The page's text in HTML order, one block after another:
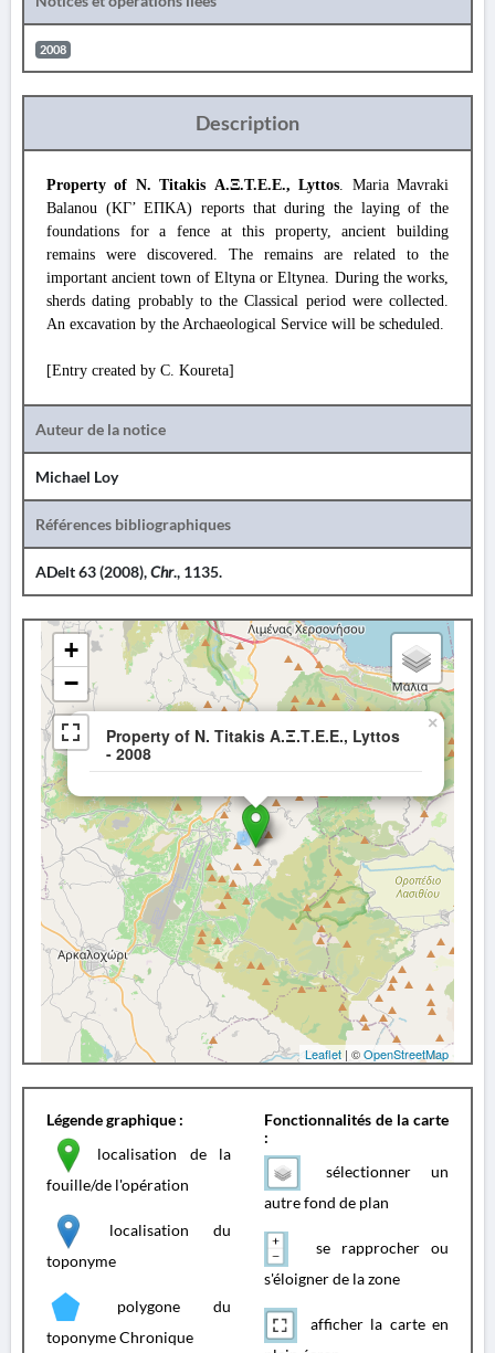
2008
Description
Property of N. Titakis Α.Ξ.Τ.Ε.Ε., Lyttos. Maria Mavraki
Balanou (ΚΓ’ ΕΠΚΑ) reports that during the laying of the
foundations for a fence at this property, ancient building
remains were discovered. The remains are related to the
important ancient town of Eltyna or Eltynea. During the works,
sherds dating probably to the Classical period were collected.
An excavation by the Archaeological Service will be scheduled.
[Entry created by C. Koureta]
Auteur de la notice
Michael Loy
Références bibliographiques
ADelt 63 (2008),Chr., 1135.
Property of N. Titakis Α.Ξ.Τ.Ε.Ε., Lyttos
- 2008
×
+
−
Leaflet | ©OpenStreetMap
Légende graphique :
localisation de la
fouille/de l'opération
localisation du
toponyme
polygone du
toponyme Chronique
Fonctionnalités de la carte
:
sélectionner un
autre fond de plan
se rapprocher ou
s'éloigner de la zone
afficher la carte en